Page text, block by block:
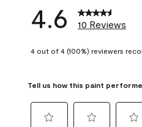
4.6 10 Reviews
4 out of 4 (100%) reviewers
Tell us how this paint